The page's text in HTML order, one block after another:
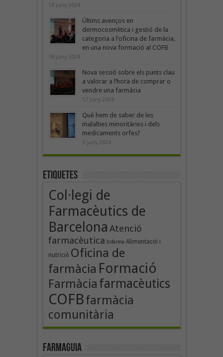
18 juny 2024
Últims avenços en
dermocosmètica i gestió de la
categoria a l’oficina de farmàcia,
en una nova formació al COFB
18 juny 2024
Nova sessió sobre els punts clau
a valorar a l’hora de comprar o
vendre una farmàcia
17 juny 2024
Què hem de saber de les
malalties minoritàries i dels
medicaments orfes?
3 juny 2024
Etiquetes
Col·legi de
Farmacèutics de
Barcelona Atenció
farmacèutica Infarma Alimentació i
nutrició Oficina de
farmàcia Formació
Farmàcia farmacèutics
COFBfarmàcia
comunitària
Farmaguia